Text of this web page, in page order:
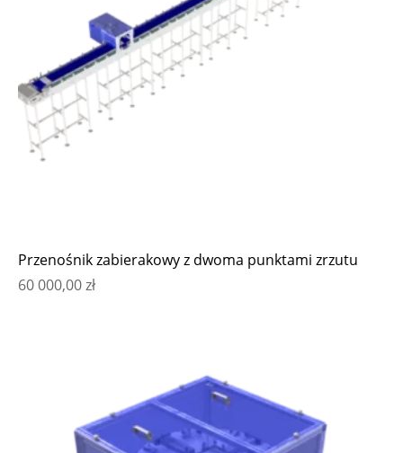
Przenośnik zabierakowy z dwoma punktami zrzutu
60 000,00zł